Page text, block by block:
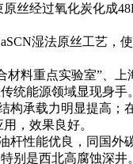
丝经过氧化炭化成
湿法原丝工艺，
料重点实验室”、上
统能源领域显现身
承载力明显提高；
，效果良好。
性能优良，同国外
别是西北高腐蚀深井。